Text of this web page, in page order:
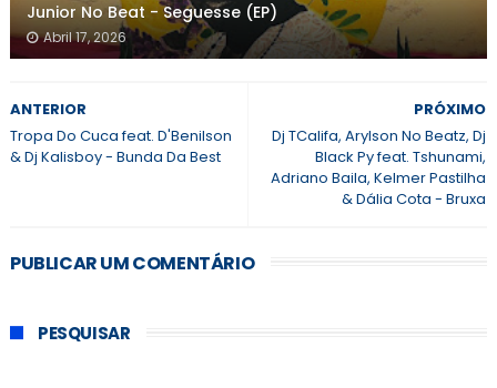
Junior No Beat - Seguesse (EP)
Abril 17, 2026
PRÓXIMO
Dj TCalifa, Arylson No Beatz, Dj
Black Py feat. Tshunami,
Adriano Baila, Kelmer Pastilha
& Dália Cota - Bruxa
ANTERIOR
Tropa Do Cuca feat. D'Benilson
& Dj Kalisboy - Bunda Da Best
PUBLICAR UM COMENTÁRIO
PESQUISAR